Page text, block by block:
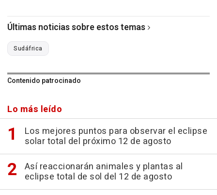
Últimas noticias sobre estos temas
Sudáfrica
Contenido patrocinado
Lo más leído
Los mejores puntos para observar el eclipse
solar total del próximo 12 de agosto
Así reaccionarán animales y plantas al
eclipse total de sol del 12 de agosto